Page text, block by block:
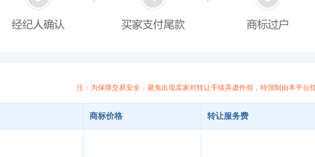
注：为保障交易安全，避免出现卖家对转让手续弄虚作假，特强制由本平台
商标价格 转让服务费